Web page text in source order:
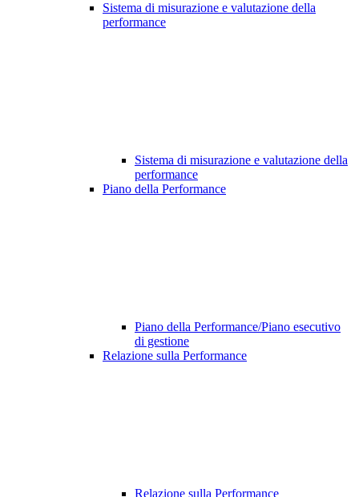
Sistema di misurazione e valutazione della
performance
Sistema di misurazione e valutazione della
performance
Piano della Performance
Piano della Performance/Piano esecutivo
di gestione
Relazione sulla Performance
Relazione sulla Performance